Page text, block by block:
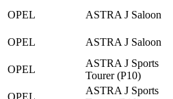
OPEL
ASTRA J Saloon
OPEL
ASTRA J Saloon
OPEL
ASTRA J Sports
Tourer (P10)
OPEL
ASTRA J Sports